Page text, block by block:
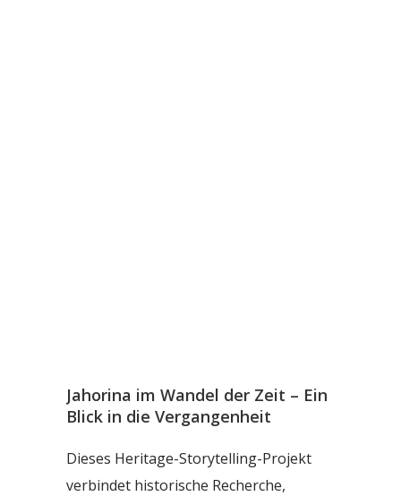
Jahorina im Wandel der Zeit – Ein
Blick in die Vergangenheit
Dieses Heritage-Storytelling-Projekt
verbindet historische Recherche,